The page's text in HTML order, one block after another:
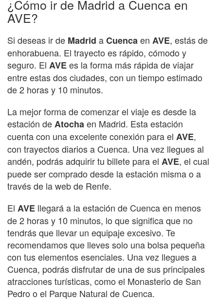
¿Cómo ir de Madrid a Cuenca en
AVE?
Si deseas ir de Madrid aCuencaen AVE, estás de
enhorabuena. El trayecto es rápido, cómodo y
seguro. El AVEes la forma más rápida de viajar
entre estas dos ciudades, con un tiempo estimado
de 2 horas y 10 minutos.
La mejor forma de comenzar el viaje es desde la
estación deAtochaen Madrid. Esta estación
cuenta con una excelente conexión para el AVE,
con trayectos diarios a Cuenca. Una vez llegues al
andén, podrás adquirir tu billete para el AVE, el cual
puede ser comprado desde la estación misma o a
través de la web de Renfe.
El AVE llegará a la estación de Cuenca en menos
de 2 horas y 10 minutos, lo que significa que no
tendrás que llevar un equipaje excesivo. Te
recomendamos que lleves solo una bolsa pequeña
con tus elementos esenciales. Una vez llegues a
Cuenca, podrás disfrutar de una de sus principales
atracciones turísticas, como el Monasterio de San
Pedro o el Parque Natural de Cuenca.